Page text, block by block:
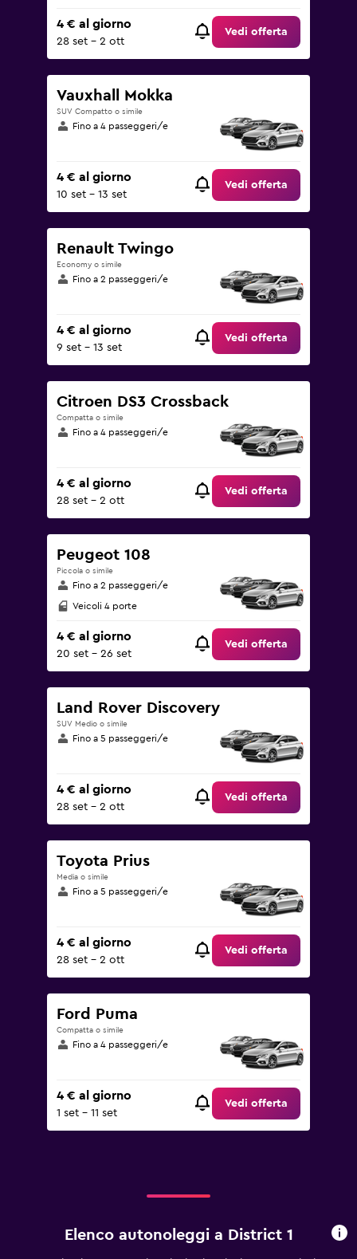
4 € al giorno
28 set - 2 ott
Vedi offerta
Vauxhall Mokka
SUV Compatto o simile
Fino a 4 passeggeri/e
4 € al giorno
10 set - 13 set
Vedi offerta
Renault Twingo
Economy o simile
Fino a 2 passeggeri/e
4 € al giorno
9 set - 13 set
Vedi offerta
Citroen DS3 Crossback
Compatta o simile
Fino a 4 passeggeri/e
4 € al giorno
28 set - 2 ott
Vedi offerta
Peugeot 108
Piccola o simile
Fino a 2 passeggeri/e
Veicoli 4 porte
4 € al giorno
20 set - 26 set
Vedi offerta
Land Rover Discovery
SUV Medio o simile
Fino a 5 passeggeri/e
4 € al giorno
28 set - 2 ott
Vedi offerta
Toyota Prius
Media o simile
Fino a 5 passeggeri/e
4 € al giorno
28 set - 2 ott
Vedi offerta
Ford Puma
Compatta o simile
Fino a 4 passeggeri/e
4 € al giorno
1 set - 11 set
Vedi offerta
Elenco autonoleggi a District 1